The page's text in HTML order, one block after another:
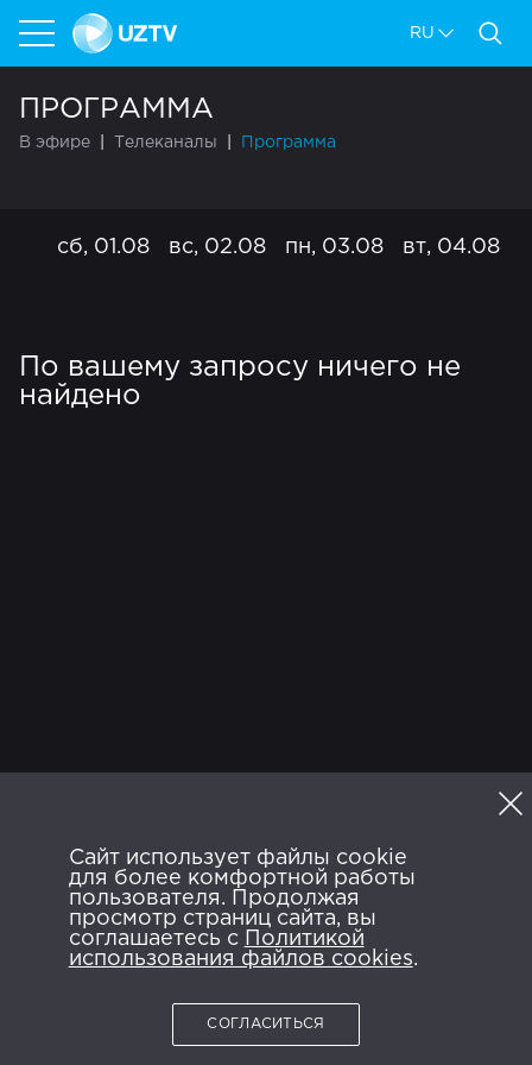
Сайт использует файлы cookie
для более комфортной работы
пользователя. Продолжая
просмотр страниц сайта, вы
соглашаетесь с
Политикой
использования файлов cookies.
СОГЛАСИТЬСЯ
RU
ПРОГРАММА
В эфире Телеканалы Программа
сб, 01.08 вс, 02.08 пн, 03.08 вт, 04.08
По вашему запросу ничего не
найдено
Программа
Политика конфиденциальности
Пользовательское соглашение
Google Play
AVAILABLE ON
App Store